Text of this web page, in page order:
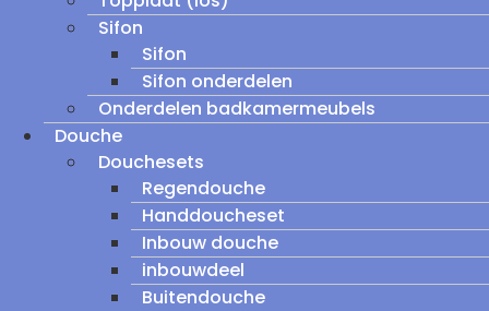
Sifon
Sifon
Sifon onderdelen
Onderdelen badkamermeubels
Douche
Douchesets
Regendouche
Handdoucheset
Inbouw douche
inbouwdeel
Buitendouche